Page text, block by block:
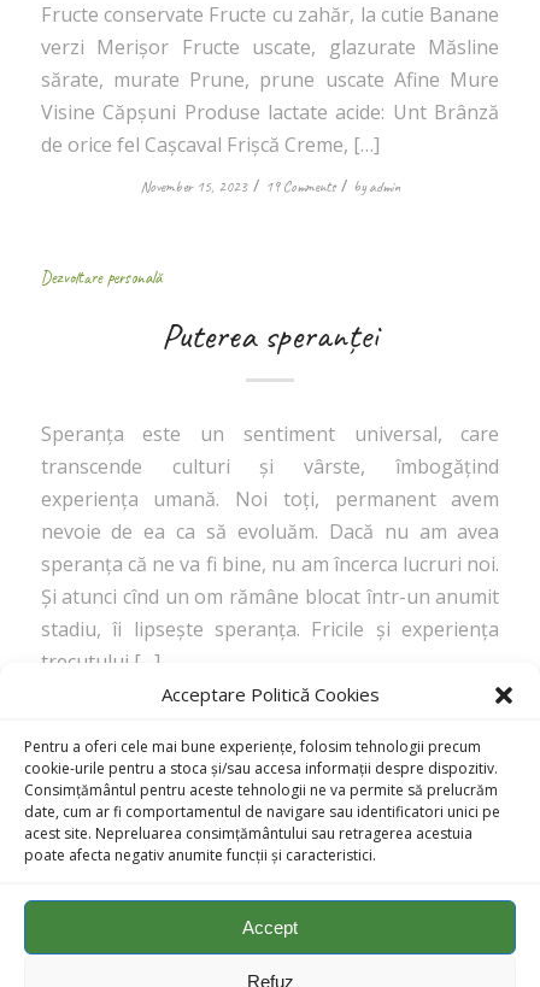
Acceptare Politică Cookies
Pentru a oferi cele mai bune experiențe, folosim tehnologii precum
cookie-urile pentru a stoca și/sau accesa informații despre dispozitiv.
Consimțământul pentru aceste tehnologii ne va permite să prelucrăm
date, cum ar fi comportamentul de navigare sau identificatori unici pe
acest site. Nepreluarea consimțământului sau retragerea acestuia
poate afecta negativ anumite funcții și caracteristici.
Accept
Refuz
Fructe conservate Fructe cu zahăr, la cutie Banane
verzi Merișor Fructe uscate, glazurate Măsline
sărate, murate Prune, prune uscate Afine Mure
Visine Căpșuni Produse lactate acide: Unt Brânză
de orice fel Cașcaval Frișcă Creme, […]
November 15, 2023 / 19 Comments / byadmin
Dezvoltare personală
Puterea speranței
Speranța este un sentiment universal, care
transcende culturi și vârste, îmbogățind
experiența umană. Noi toți, permanent avem
nevoie de ea ca să evoluăm. Dacă nu am avea
speranța că ne va fi bine, nu am încerca lucruri noi.
Și atunci cînd un om rămâne blocat într-un anumit
stadiu, îi lipsește speranța. Fricile și experiența
trecutului […]
November 14, 2023 / byadmin
Page 2 of 3
1 2 3
© Copyright - Terapie Bowen & Dezvoltare Personală ||